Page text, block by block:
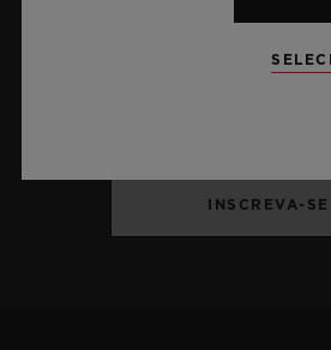
Desejo manter-me
INSCREVA-SE